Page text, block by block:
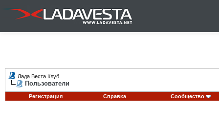
Лада Веста Клуб
Пользователи
Регистрация Справка Сообщество